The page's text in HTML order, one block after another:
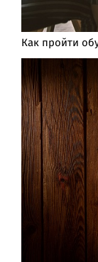
Как пройти